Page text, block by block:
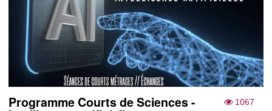
1067
Programme Courts de Sciences -